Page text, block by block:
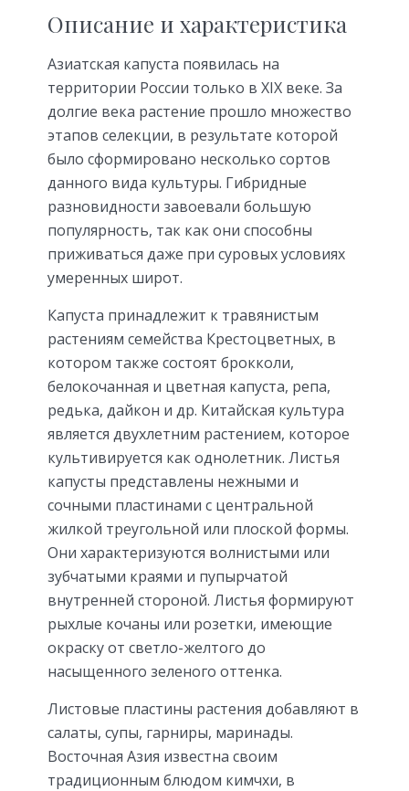
Описание и характеристика
Азиатская капуста появилась на
территории России только в XIX веке. За
долгие века растение прошло множество
этапов селекции, в результате которой
было сформировано несколько сортов
данного вида культуры. Гибридные
разновидности завоевали большую
популярность, так как они способны
приживаться даже при суровых условиях
умеренных широт.
Капуста принадлежит к травянистым
растениям семейства Крестоцветных, в
котором также состоят брокколи,
белокочанная и цветная капуста, репа,
редька, дайкон и др. Китайская культура
является двухлетним растением, которое
культивируется как однолетник. Листья
капусты представлены нежными и
сочными пластинами с центральной
жилкой треугольной или плоской формы.
Они характеризуются волнистыми или
зубчатыми краями и пупырчатой
внутренней стороной. Листья формируют
рыхлые кочаны или розетки, имеющие
окраску от светло-желтого до
насыщенного зеленого оттенка.
Листовые пластины растения добавляют в
салаты, супы, гарниры, маринады.
Восточная Азия известна своим
традиционным блюдом кимчхи, в